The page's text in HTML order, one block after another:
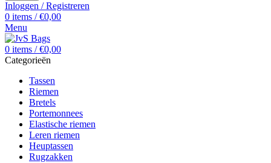
Inloggen / Registreren
0 items / €0,00
Menu
0 items / €0,00
Categorieën
Tassen
Riemen
Bretels
Portemonnees
Elastische riemen
Leren riemen
Heuptassen
Rugzakken